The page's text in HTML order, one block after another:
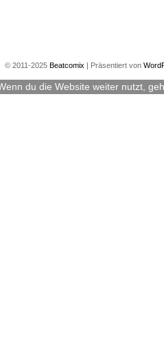
© 2011-2025 Beatcomix | Präsentiert von
du die Website weiter nutzt,